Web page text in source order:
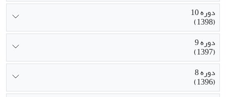
دوره 10
(1398)
دوره 9
(1397)
دوره 8
(1396)